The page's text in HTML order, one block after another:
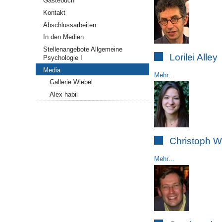
Lorilei Alley
Mehr…
Christoph
Mehr…
Kontakt
Abschlussarbeiten
In den Medien
Stellenangebote Allgemeine
Psychologie I
Media
Gallerie Wiebel
Alex habil